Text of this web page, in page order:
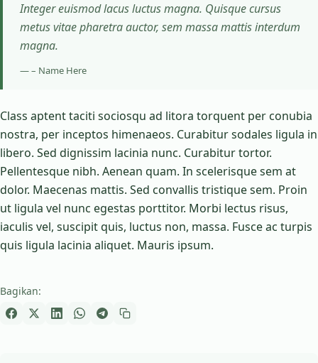
Integer euismod lacus luctus magna. Quisque cursus
metus vitae pharetra auctor, sem massa mattis interdum
magna.
– Name Here
Class aptent taciti sociosqu ad litora torquent per conubia
nostra, per inceptos himenaeos. Curabitur sodales ligula in
libero. Sed dignissim lacinia nunc. Curabitur tortor.
Pellentesque nibh. Aenean quam. In scelerisque sem at
dolor. Maecenas mattis. Sed convallis tristique sem. Proin
ut ligula vel nunc egestas porttitor. Morbi lectus risus,
iaculis vel, suscipit quis, luctus non, massa. Fusce ac turpis
quis ligula lacinia aliquet. Mauris ipsum.
Bagikan: